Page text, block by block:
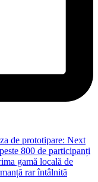
de prototipare: Next
800 de participanți
gamă locală de
rar întâlnită